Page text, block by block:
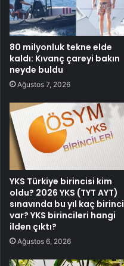
80 milyonluk tekne elde
kaldı: Kıvanç çareyi bakın
neyde buldu
Ağustos 7, 2026
YKS Türkiye birincisi kim
oldu? 2026 YKS (TYT AYT)
sınavında bu yıl kaç birinci
var? YKS birincileri hangi
ilden çıktı?
Ağustos 6, 2026